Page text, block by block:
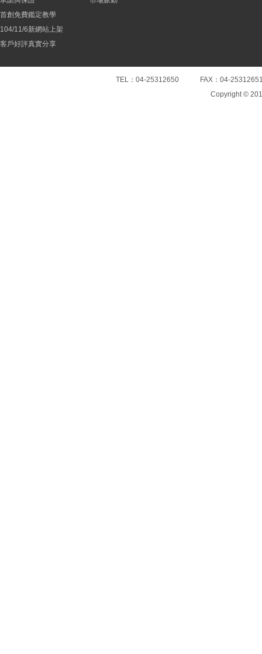
首創免費鑑定教學
104/11/6新網站上架
客戶好評真實分享
TEL：04-25312650 FAX：04-25312651
Copyright ©